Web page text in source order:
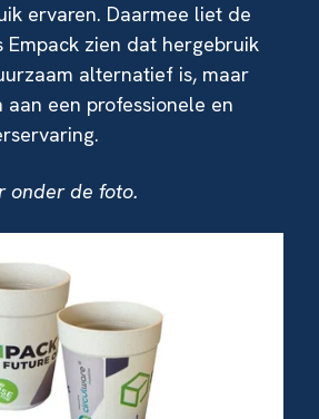
ervaren. Daarmee liet de
Empack zien dat hergebruik
alternatief is, maar
een professionele en
onder de foto.